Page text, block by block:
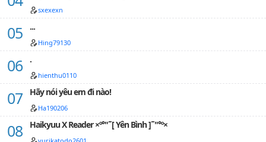
sxexexn
...
Hing79130
.
hienthu0110
Hãy nói yêu em đi nào!
Ha190206
Haikyuu X Reader ×º°"˜[ Yên Bình ]˜"°º×